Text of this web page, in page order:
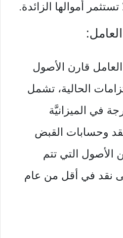
أموالها الزائدة.
قارن الأصول
الحالية، تشمل
في الميزانيَّة
وحسابات القبض
الأصول التي تتم
نقد في أقل من عام